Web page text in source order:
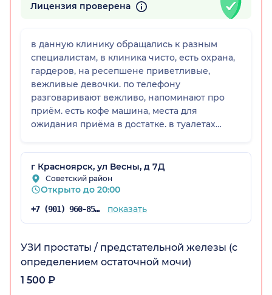
край)
Лицензия проверена
в данную клинику обращались к разным
специалистам, в клиника чисто, есть охрана,
гардеров, на ресепшене приветливые,
вежливые девочки. по телефону
разговаривают вежливо, напоминают про
приём. есть кофе машина, места для
ожидания приёма в достатке. в туалетах
приём по времени, задержек нет, могут
пригласить раньше, если врач свободен.
г Красноярск, ул Весны, д 7Д
Советский район
Открыто до 20:00
+7 (901) 960-85-97 показать
УЗИ простаты / предстательной железы (с
определением остаточной мочи)
1 500 ₽